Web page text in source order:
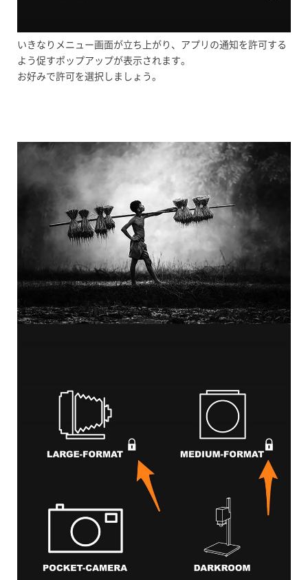
いきなりメニュー画面が立ち上がり、アプリの通知を許可する
よう促すポップアップが表示されます。
お好みで許可を選択しましょう。